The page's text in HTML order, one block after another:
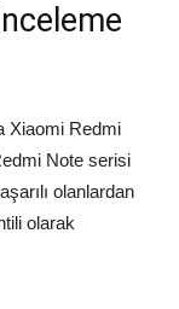
Xiaomi Redmi
Note serisi
olanlardan
olarak